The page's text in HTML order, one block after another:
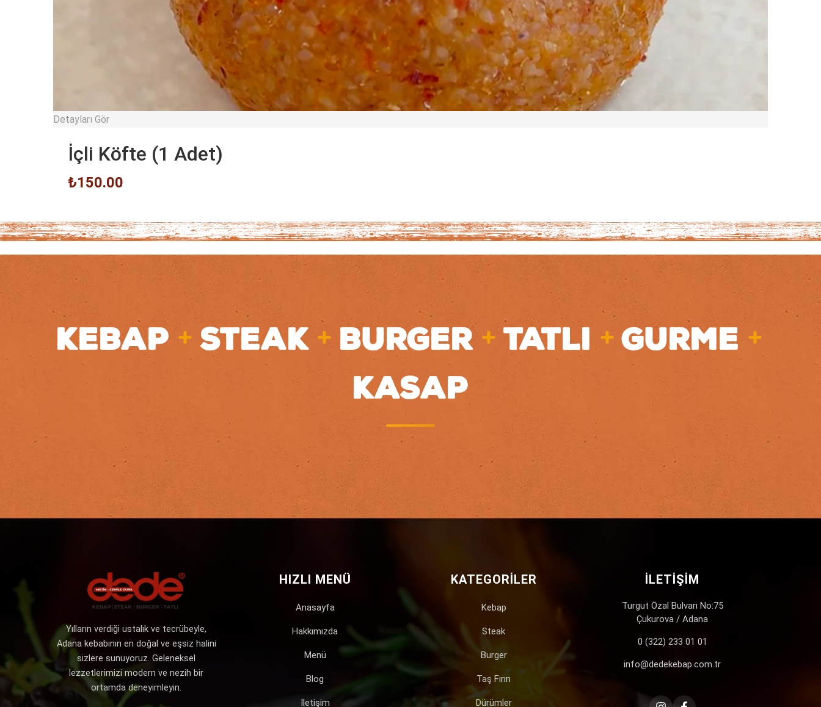
Detayları Gör
İçli Köfte (1 Adet)
₺150.00
KEBAP + STEAK + BURGER + TATLI + GURME +
KASAP
Yılların verdiği ustalık ve tecrübeyle,
Adana kebabının en doğal ve eşsiz halini
sizlere sunuyoruz. Geleneksel
lezzetlerimizi modern ve nezih bir
ortamda deneyimleyin.
HIZLI MENÜ
Anasayfa
Hakkımızda
Menü
Blog
İletişim
KATEGORILER
Kebap
Steak
Burger
Taş Fırın
Dürümler
İLETIŞIM
Turgut Özal Bulvarı No:75
Çukurova / Adana
0 (322) 233 01 01
info@dedekebap.com.tr